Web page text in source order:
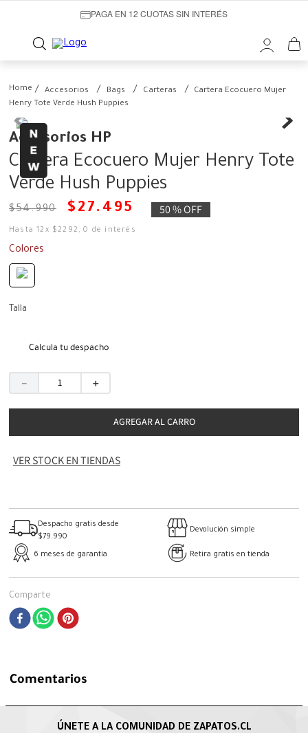
PAGA EN 12 CUOTAS SIN INTERÉS
Accesorios Bags Carteras
Cartera Ecocuero Mujer
Henry Tote Verde Hush Puppies
Accesorios HP
Cartera Ecocuero Mujer Henry Tote
Verde Hush Puppies
$54.990 $ 27. 495 50 %OFF
Hasta12 x $2292 ,0 de interés
Colores
Talla
Calcula tu despacho
＋
－
AGREGAR AL CARRO
VER STOCK EN TIENDAS
Despacho gratis desde
$79.990
Devolución simple
6 meses de garantía Retira gratis en tienda
Comparte
Comentarios